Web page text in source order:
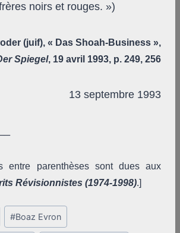
noirs et rouges. »)
(juif), « Das Shoah-Business »,
Spiegel, 19 avril 1993, p. 249, 256
13 septembre 1993
entre parenthèses sont dues aux
Révisionnistes (1974-1998).]
#Boaz Evron